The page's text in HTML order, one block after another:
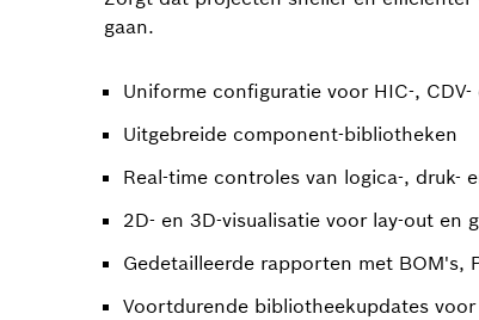
gaan.
Uniforme configuratie voor HIC-, CDV-
Uitgebreide component-bibliotheken
Real-time controles van logica-, druk-
2D- en 3D-visualisatie voor lay-out en
Gedetailleerde rapporten met BOM's,
Voortdurende bibliotheekupdates